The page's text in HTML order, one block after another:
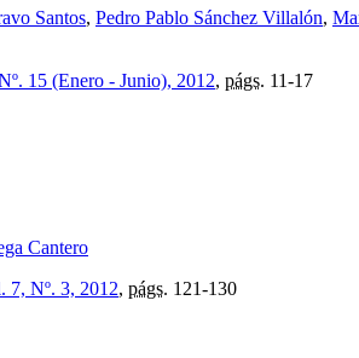
Santos, Pedro Pablo Sánchez Villalón,
15 (Enero - Junio), 2012, págs. 11-17
Cantero
7, Nº. 3, 2012, págs. 121-130